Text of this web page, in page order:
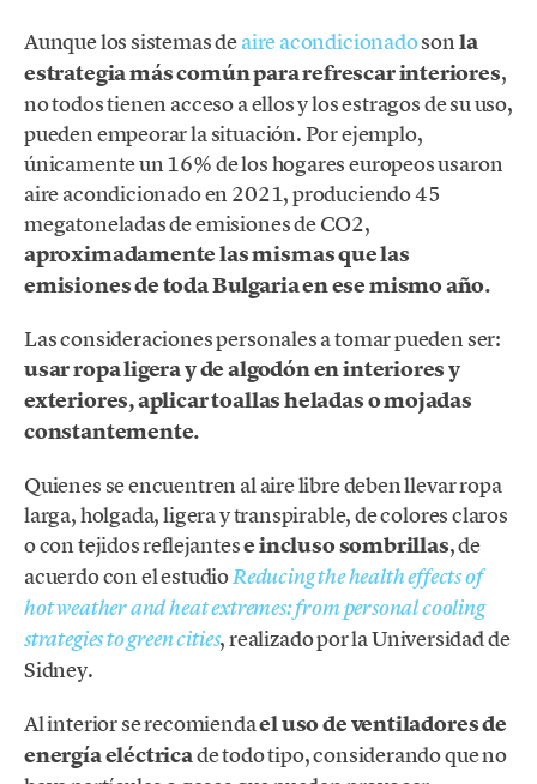
Aunque los sistemas deaire acondicionadosonla
estrategia más común para refrescar interiores,
no todos tienen acceso a ellos y los estragos de su uso,
pueden empeorar la situación. Por ejemplo,
únicamente un 16% de los hogares europeos usaron
aire acondicionado en 2021, produciendo 45
megatoneladas de emisiones de CO2,
aproximadamente las mismas que las
emisiones de toda Bulgaria en ese mismo año.
Las consideraciones personales a tomar pueden ser:
usar ropa ligera y de algodón en interiores y
exteriores, aplicar toallas heladas o mojadas
constantemente.
Quienes se encuentren al aire libre deben llevar ropa
larga, holgada, ligera y transpirable, de colores claros
o con tejidos reflejantese incluso sombrillas, de
acuerdo con el estudioReducing the health effects of
hot weather and heat extremes: from personal cooling
strategies to green cities, realizado por la Universidad de
Sidney.
Al interior se recomiendael uso de ventiladores de
energía eléctricade todo tipo, considerando que no